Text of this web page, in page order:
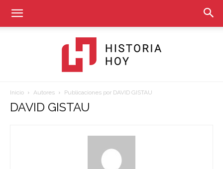
Historia
Inicio Autores Publicaciones por DAVID GISTAU
DAVID GISTAU